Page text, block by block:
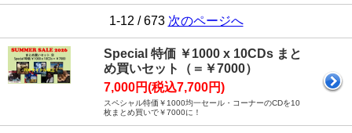
1-12 / 673 次のページへ
Special 特価 ￥1000 x 10CDs まと
め買いセット（＝￥7000）
7,000円(税込7,700円)
スペシャル特価￥1000均一セール・コーナーのCDを10
枚まとめ買いで￥7000に！